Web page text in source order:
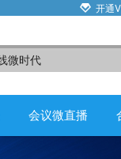
开通
会议微直播